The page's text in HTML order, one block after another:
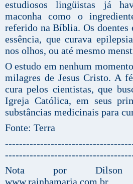
estudiosos lingüistas já
maconha como o
referido na Bíblia. Os doentes
essência, que curava
nos olhos, ou até mesmo
O estudo em nenhum
milagres de Jesus Cristo. A
cura pelos cientistas, que
Igreja Católica, em seus
substâncias medicinais para
Fonte: Terra
Nota por
www.rainhamaria.com.br